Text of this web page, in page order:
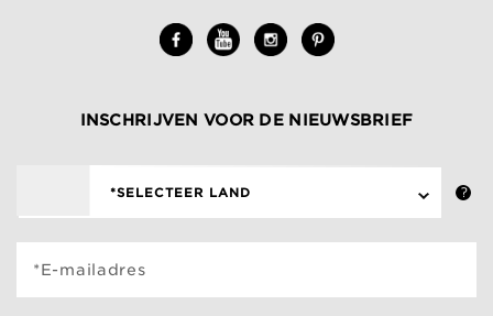
INSCHRIJVEN VOOR DE NIEUWSBRIEF
*SELECTEER LAND
*E-mailadres